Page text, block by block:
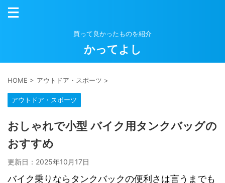
買って良かったものを紹介
かってよし
HOME > アウトドア・スポーツ >
アウトドア・スポーツ
おしゃれで小型 バイク用タンクバッグの
おすすめ
更新日： 2025年10月17日
バイク乗りならタンクバックの便利さは言うまでも